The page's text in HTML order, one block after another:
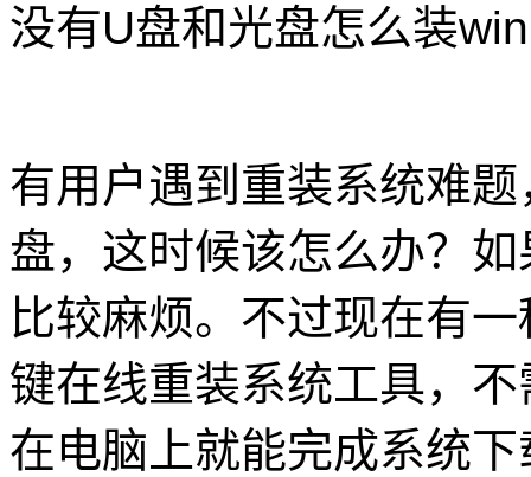
没有U盘和光盘怎么装
有用户遇到重装系统难
盘，这时候该怎么办？
比较麻烦。不过现在有
键在线重装系统工具，
在电脑上就能完成系统